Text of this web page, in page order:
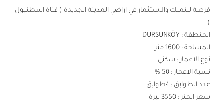
فرصة للتملك والاستثمار في اراضي المدينة الجديدة ( قناة اسطنبول
)
المنطقة : DURSUNKÖY
المساحة : 1600 متر
نوع الاعمار : سكني
نسبة الاعمار : 50 %
عدد الطوابق : 4طوابق
سعر المتر : 3550 ليرة